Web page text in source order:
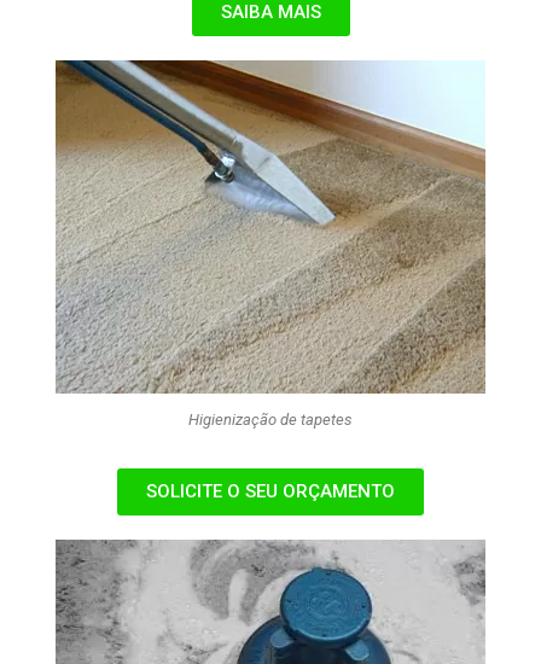
SAIBA MAIS
Higienização de tapetes
SOLICITE O SEU ORÇAMENTO